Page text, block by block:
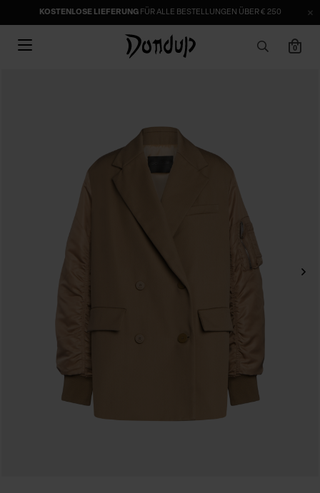
KOSTENLOSE LIEFERUNGFÜR ALLE BESTELLUNGEN ÜBER € 250
0